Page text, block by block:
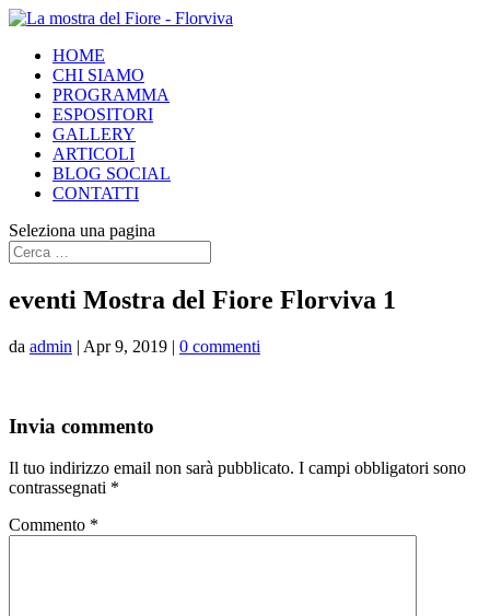
HOME
CHI SIAMO
PROGRAMMA
ESPOSITORI
GALLERY
ARTICOLI
BLOG SOCIAL
CONTATTI
Seleziona una pagina
eventi Mostra del Fiore Florviva 1
da admin | Apr 9, 2019 | 0 commenti
Invia commento
Il tuo indirizzo email non sarà pubblicato. I campi obbligatori sono
contrassegnati *
Commento *